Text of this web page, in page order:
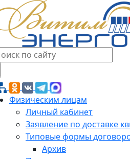
Физическим лицам
Личный кабинет
Заявление по доставке
Типовые формы
Архив